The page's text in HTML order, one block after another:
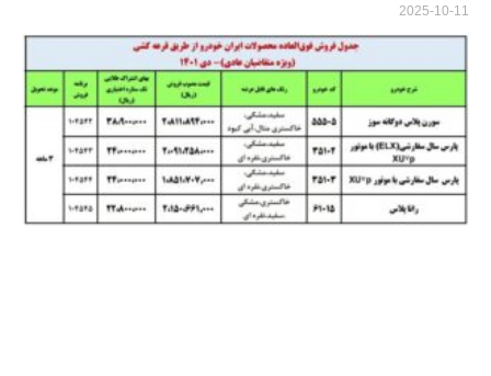
2025-10-11